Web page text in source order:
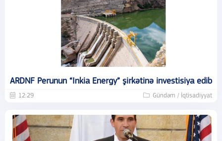
ARDNF Perunun “Inkia Energy” şirkətinə investisiya edib
12:29 Gündəm / İqtisadiyyat